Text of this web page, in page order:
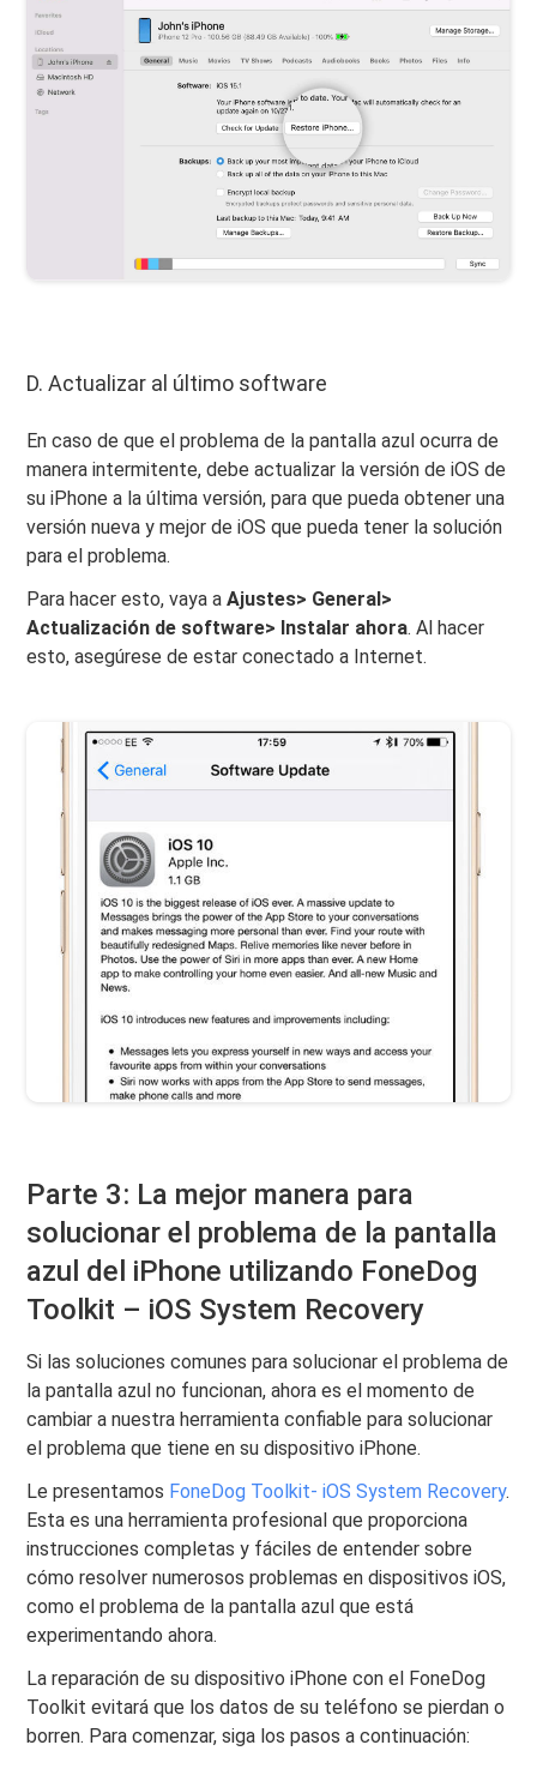
D. Actualizar al último software
En caso de que el problema de la pantalla azul ocurra de
manera intermitente, debe actualizar la versión de iOS de
su iPhone a la última versión, para que pueda obtener una
versión nueva y mejor de iOS que pueda tener la solución
para el problema.
Para hacer esto, vaya aAjustes> General>
Actualización de software> Instalar ahora. Al hacer
esto, asegúrese de estar conectado a Internet.
Parte 3: La mejor manera para
solucionar el problema de la pantalla
azul del iPhone utilizando FoneDog
Toolkit – iOS System Recovery
Si las soluciones comunes para solucionar el problema de
la pantalla azul no funcionan, ahora es el momento de
cambiar a nuestra herramienta confiable para solucionar
el problema que tiene en su dispositivo iPhone.
Le presentamos FoneDog Toolkit- iOS System Recovery.
Esta es una herramienta profesional que proporciona
instrucciones completas y fáciles de entender sobre
cómo resolver numerosos problemas en dispositivos iOS,
como el problema de la pantalla azul que está
experimentando ahora.
La reparación de su dispositivo iPhone con el FoneDog
Toolkit evitará que los datos de su teléfono se pierdan o
borren. Para comenzar, siga los pasos a continuación: